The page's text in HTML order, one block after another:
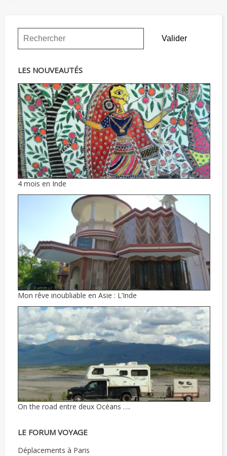
LES NOUVEAUTÉS
4 mois en Inde
Mon rêve inoubliable en Asie : L’Inde
On the road entre deux Océans ….
LE FORUM VOYAGE
Déplacements à Paris